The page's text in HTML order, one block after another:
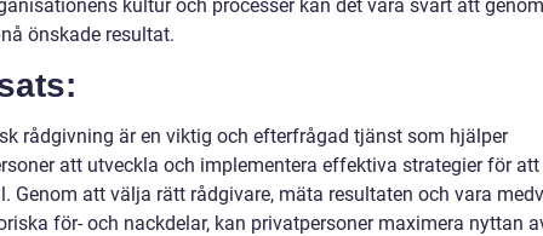
kultur och processer kan det vara svårt att
önskade resultat.
rådgivning är en viktig och efterfrågad tjänst som hjälper
att utveckla och implementera effektiva strategier för
Genom att välja rätt rådgivare, mäta resultaten och vara
för- och nackdelar, kan privatpersoner maximera nyttan